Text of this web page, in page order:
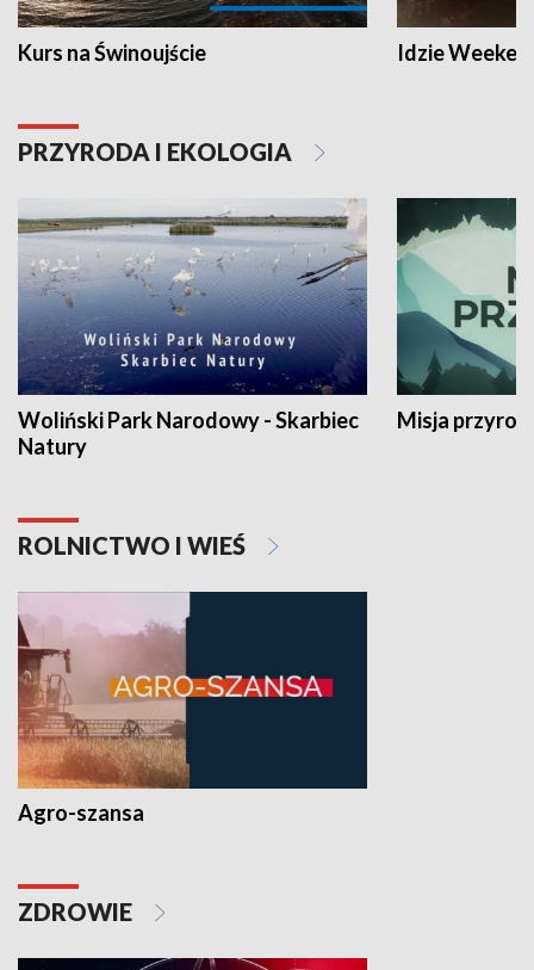
Kurs na Świnoujście Idzie
PRZYRODA I EKOLOGIA
Woliński Park Narodowy - Skarbiec
Natury
Misja
ROLNICTWO I WIEŚ
Agro-szansa
ZDROWIE